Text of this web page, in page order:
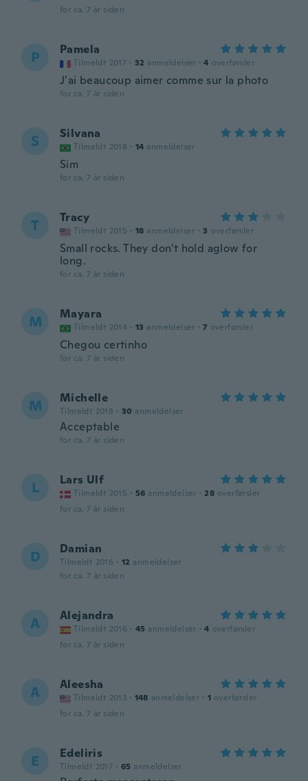
for ca. 7 år siden
P Pamela
Tilmeldt 2017 · 32 anmeldelser · 4 overførsler
J’ai beaucoup aimer comme sur la photo
for ca. 7 år siden
S Silvana
Tilmeldt 2018 · 14 anmeldelser
Sim
for ca. 7 år siden
T Tracy
Tilmeldt 2015 · 18 anmeldelser · 3 overførsler
Small rocks. They don't hold aglow for
long.
for ca. 7 år siden
M Mayara
Tilmeldt 2014 · 13 anmeldelser · 7 overførsler
Chegou certinho
for ca. 7 år siden
M Michelle
Tilmeldt 2018 · 30 anmeldelser
Acceptable
for ca. 7 år siden
L Lars Ulf
Tilmeldt 2015 · 56 anmeldelser · 28 overførsler
for ca. 7 år siden
D Damian
Tilmeldt 2016 · 12 anmeldelser
for ca. 7 år siden
A Alejandra
Tilmeldt 2016 · 45 anmeldelser · 4 overførsler
for ca. 7 år siden
A Aleesha
Tilmeldt 2013 · 148 anmeldelser · 1 overførsler
for ca. 7 år siden
E Edeliris
Tilmeldt 2017 · 65 anmeldelser